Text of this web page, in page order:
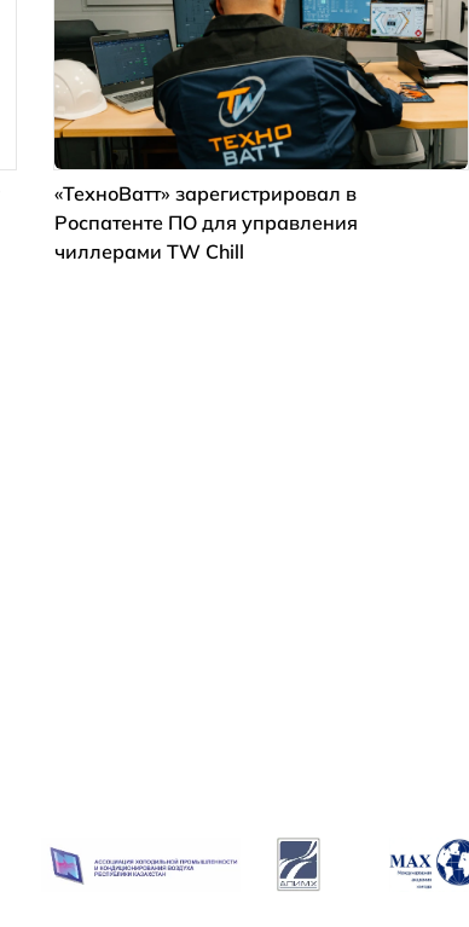
«ТехноВатт» зарегистрировал в
Роспатенте ПО для управления
чиллерами TW Chill